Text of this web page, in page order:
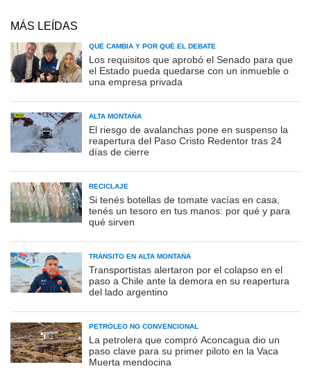
MÁS LEÍDAS
QUÉ CAMBIA Y POR QUÉ EL DEBATE
Los requisitos que aprobó el Senado para que
el Estado pueda quedarse con un inmueble o
una empresa privada
ALTA MONTAÑA
El riesgo de avalanchas pone en suspenso la
reapertura del Paso Cristo Redentor tras 24
días de cierre
RECICLAJE
Si tenés botellas de tomate vacías en casa,
tenés un tesoro en tus manos: por qué y para
qué sirven
TRÁNSITO EN ALTA MONTAÑA
Transportistas alertaron por el colapso en el
paso a Chile ante la demora en su reapertura
del lado argentino
PETRÓLEO NO CONVENCIONAL
La petrolera que compró Aconcagua dio un
paso clave para su primer piloto en la Vaca
Muerta mendocina